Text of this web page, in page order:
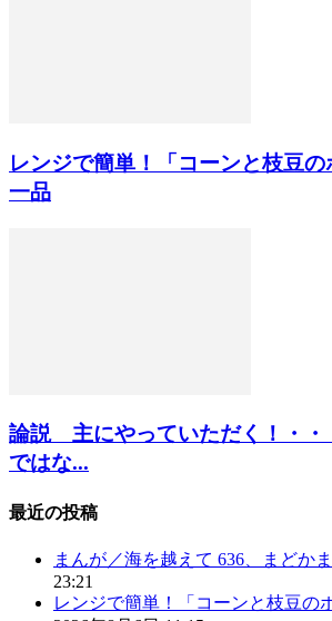
レンジで簡単！「コーンと枝豆
一品
論説 主にやっていただく！・・
ではな...
最近の投稿
まんが／海を越えて 636、まどか
23:21
レンジで簡単！「コーンと枝豆の